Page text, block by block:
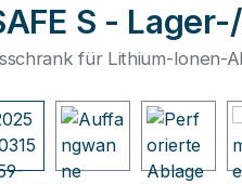
S -
für Lithium-Ionen-
überspringen